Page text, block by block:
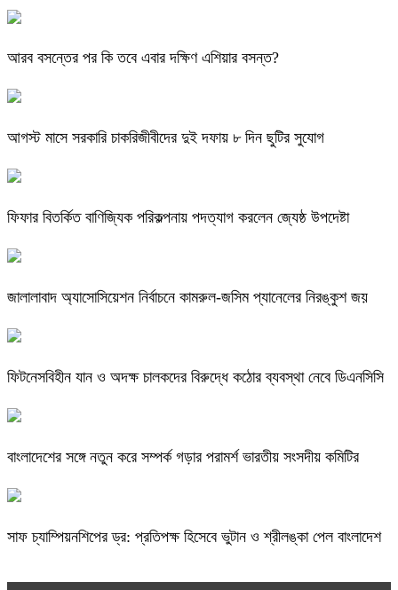
আরব বসন্তের পর কি তবে এবার দক্ষিণ এশিয়ার বসন্ত?
আগস্ট মাসে সরকারি চাকরিজীবীদের দুই দফায় ৮ দিন ছুটির সুযোগ
ফিফার বিতর্কিত বাণিজ্যিক পরিকল্পনায় পদত্যাগ করলেন জ্যেষ্ঠ উপদেষ্টা
জালালাবাদ অ্যাসোসিয়েশন নির্বাচনে কামরুল-জসিম প্যানেলের নিরঙ্কুশ জয়
ফিটনেসবিহীন যান ও অদক্ষ চালকদের বিরুদ্ধে কঠোর ব্যবস্থা নেবে ডিএনসিসি
বাংলাদেশের সঙ্গে নতুন করে সম্পর্ক গড়ার পরামর্শ ভারতীয় সংসদীয় কমিটির
সাফ চ্যাম্পিয়নশিপের ড্র: প্রতিপক্ষ হিসেবে ভুটান ও শ্রীলঙ্কা পেল বাংলাদেশ